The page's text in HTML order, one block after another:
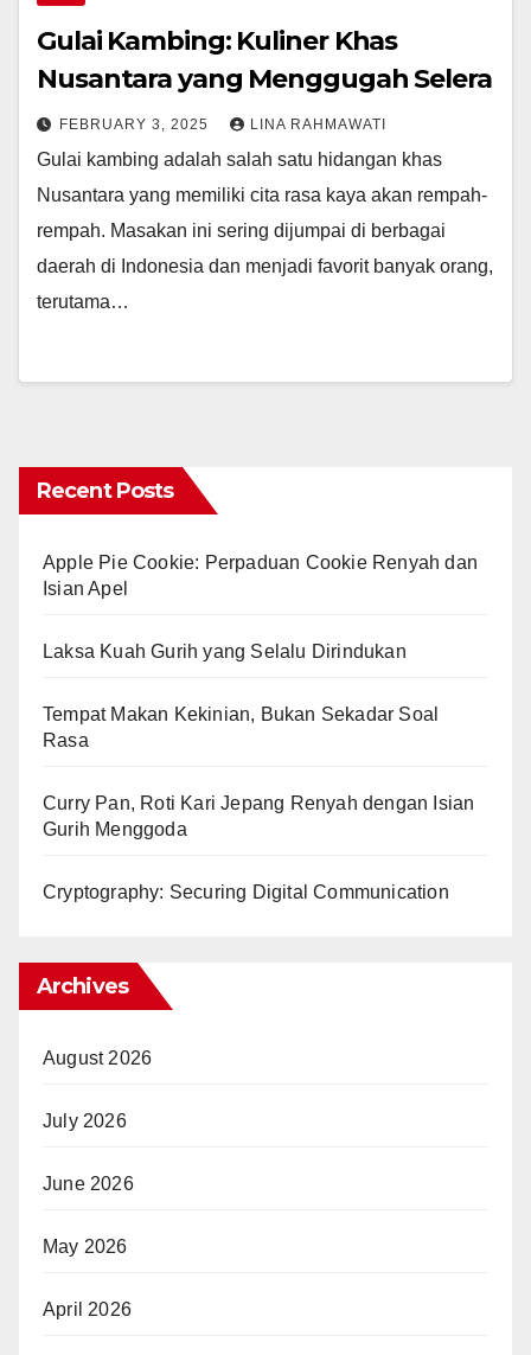
Gulai Kambing: Kuliner Khas
Nusantara yang Menggugah Selera
FEBRUARY 3, 2025 LINA RAHMAWATI
Gulai kambing adalah salah satu hidangan khas
Nusantara yang memiliki cita rasa kaya akan rempah-
rempah. Masakan ini sering dijumpai di berbagai
daerah di Indonesia dan menjadi favorit banyak orang,
terutama…
Recent Posts
Apple Pie Cookie: Perpaduan Cookie Renyah dan
Isian Apel
Laksa Kuah Gurih yang Selalu Dirindukan
Tempat Makan Kekinian, Bukan Sekadar Soal
Rasa
Curry Pan, Roti Kari Jepang Renyah dengan Isian
Gurih Menggoda
Cryptography: Securing Digital Communication
Archives
August 2026
July 2026
June 2026
May 2026
April 2026